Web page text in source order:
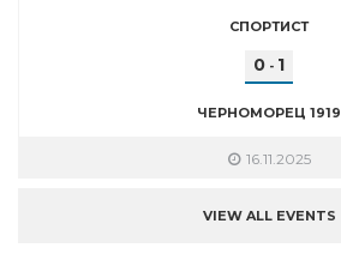
СПОРТИСТ
0 - 1
ЧЕРНОМОРЕЦ 1919
16.11.2025
VIEW ALL EVENTS